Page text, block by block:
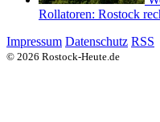
Rollatoren: Rostock
Impressum Datenschutz RSS
© 2026 Rostock-Heute.de